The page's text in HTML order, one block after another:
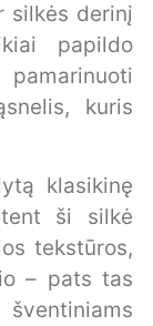
silkės derinį
papildo
kuris
klasikinę
ši silkė
tekstūros,
– pats tas